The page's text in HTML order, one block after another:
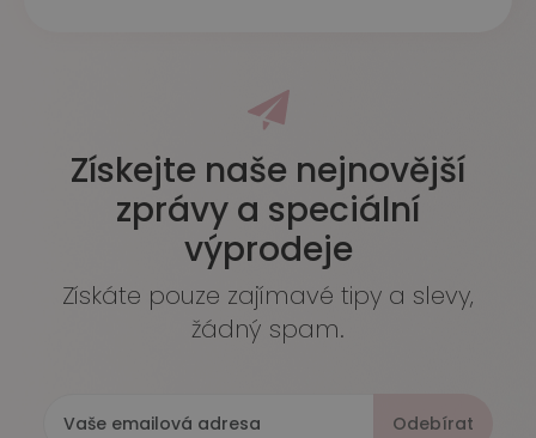
Získejte naše nejnovější
zprávy a speciální
výprodeje
Získáte pouze zajímavé tipy a slevy,
žádný spam.
Odebírat